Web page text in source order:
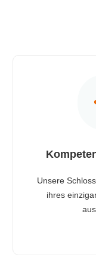
Unsere
ihres